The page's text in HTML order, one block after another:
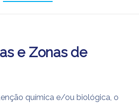
e Zonas de
química e/ou biológica, o